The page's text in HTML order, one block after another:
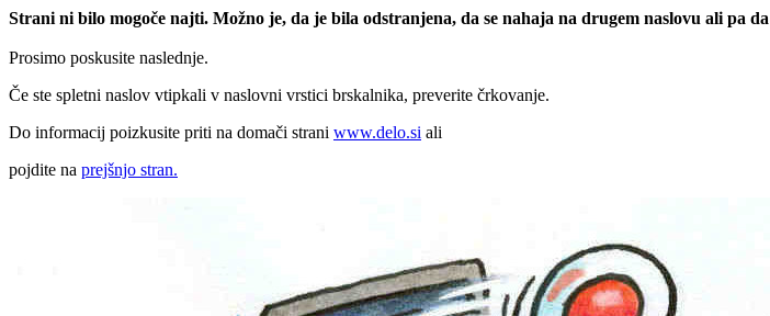
Strani ni bilo mogoče najti. Možno je, da je bila odstranjena, da se nahaja na drugem naslovu ali pa
Prosimo poskusite naslednje.
Če ste spletni naslov vtipkali v naslovni vrstici brskalnika, preverite črkovanje.
Do informacij poizkusite priti na domači strani www.delo.si ali
pojdite na prejšnjo stran.